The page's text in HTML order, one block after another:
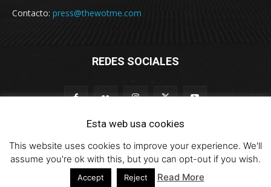
Contacto: press@thewotme.com
REDES SOCIALES
© 2011-2023 The World Thru My Eyes - Travel Magazine (Versión 4.0)
thewotme@TV Sobre Nosotros Contacto
Esta web usa cookies
This website uses cookies to improve your experience. We'll
assume you're ok with this, but you can opt-out if you wish.
Accept Reject Read More